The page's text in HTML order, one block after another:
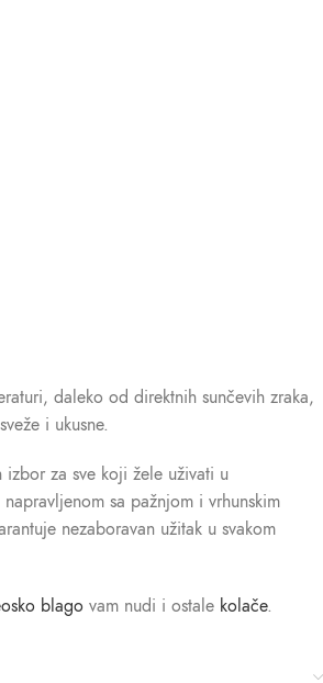
daleko od direktnih sunčevih zraka,
i ukusne.
izbor za sve koji žele uživati u
sa pažnjom i vrhunskim
nezaboravan užitak u svakom
blago vam nudi i ostale kolače.